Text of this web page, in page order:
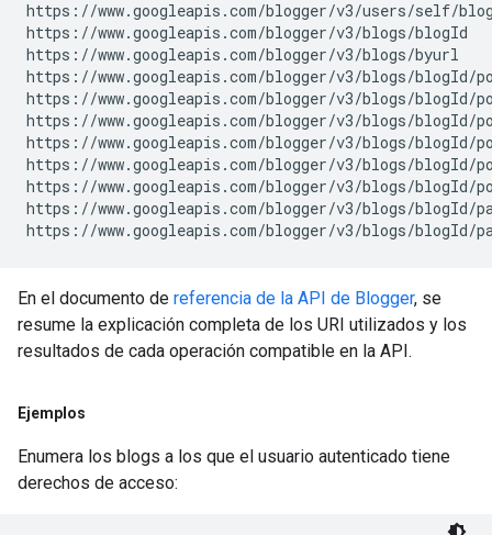
https://www.googleapis.com/blogger/v3/users/self/
https://www.googleapis.com/blogger/v3/blogs/blogId
https://www.googleapis.com/blogger/v3/blogs/byurl
https://www.googleapis.com/blogger/v3/blogs/blogId/
https://www.googleapis.com/blogger/v3/blogs/blogId/
https://www.googleapis.com/blogger/v3/blogs/blogId/
https://www.googleapis.com/blogger/v3/blogs/blogId/
https://www.googleapis.com/blogger/v3/blogs/blogId/
https://www.googleapis.com/blogger/v3/blogs/blogId/
https://www.googleapis.com/blogger/v3/blogs/blogId/
https://www.googleapis.com/blogger/v3/blogs/blogId/
En el documento de referencia de la API de Blogger, se
resume la explicación completa de los URI utilizados y los
resultados de cada operación compatible en la API.
Ejemplos
Enumera los blogs a los que el usuario autenticado tiene
derechos de acceso: